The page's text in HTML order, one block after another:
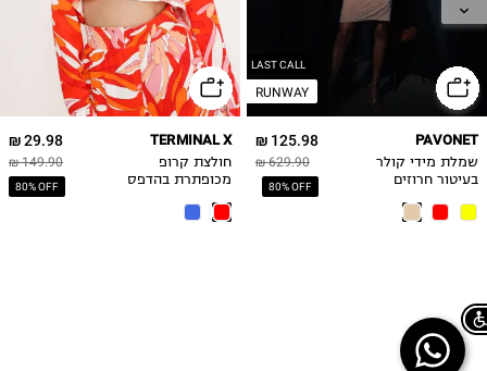
LAST CALL
RUNWAY
L
125.98 ₪
629.90 ₪
80% OFF
PAVONET
שמלת מידי קולר
בעיטור חרוזים
29.98 ₪
149.90 ₪
80% OFF
TERMINAL X
חולצת קרופ
מכופתרת בהדפס
Chat on WhatsApp